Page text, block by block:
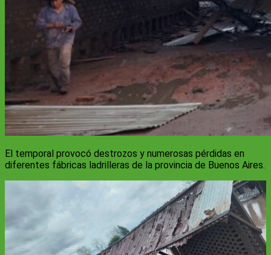
El temporal provocó destrozos y numerosas pérdidas en
diferentes fábricas ladrilleras de la provincia de Buenos Aires.